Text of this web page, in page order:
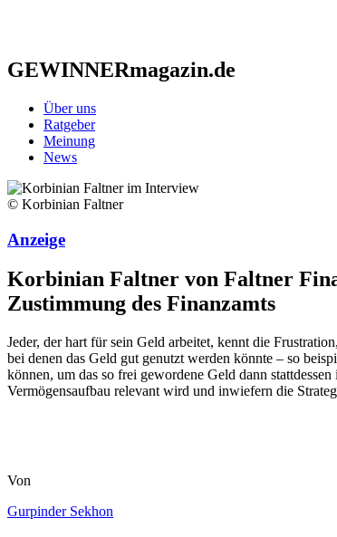
GEWINNERmagazin.de
Über uns
Ratgeber
Meinung
News
© Korbinian Faltner
Anzeige
Korbinian Faltner von Faltner
Zustimmung des Finanzamts
Jeder, der hart für sein Geld arbeitet, kennt die
bei denen das Geld gut genutzt werden könnte – so
können, um das so frei gewordene Geld dann
Vermögensaufbau relevant wird und inwiefern die
Von
Gurpinder Sekhon